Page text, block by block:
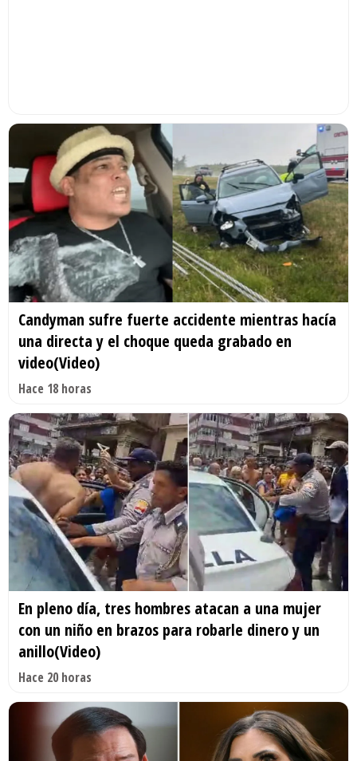
Candyman sufre fuerte accidente mientras hacía
una directa y el choque queda grabado en
video(Video)
Hace 18 horas
En pleno día, tres hombres atacan a una mujer
con un niño en brazos para robarle dinero y un
anillo(Video)
Hace 20 horas